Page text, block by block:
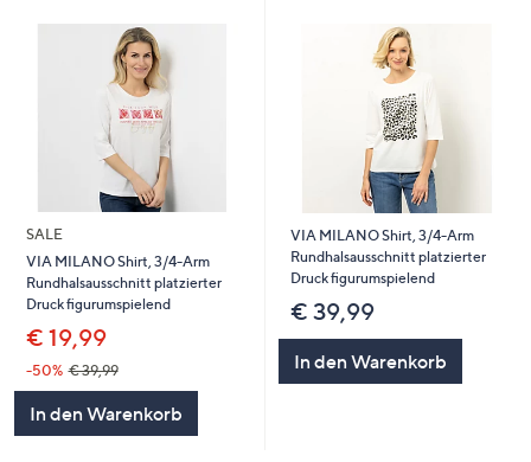
diese
anzuzeigen.
SALE
VIA MILANO Shirt, 3/4-Arm
Rundhalsausschnitt platzierter
Druck figurumspielend
€ 19,99
-50% € 39,99
In den Warenkorb
VIA MILANO Shirt, 3/4-Arm
Rundhalsausschnitt platzierter
Druck figurumspielend
€ 39,99
In den Warenkorb